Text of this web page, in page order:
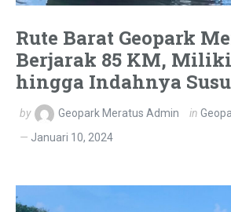
Rute Barat Geopark
Berjarak 85 KM,
hingga Indahnya
by Geopark Meratus Admin in
Januari 10, 2024